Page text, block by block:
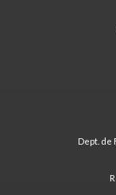
Dept. de